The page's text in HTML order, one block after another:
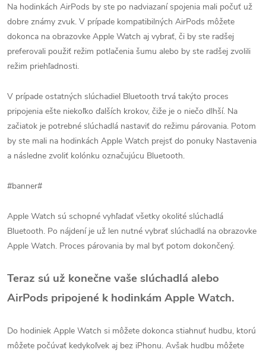
Na hodinkách AirPods by ste po nadviazaní spojenia mali počuť už
dobre známy zvuk. V prípade kompatibilných AirPods môžete
dokonca na obrazovke Apple Watch aj vybrať, či by ste radšej
preferovali použiť režim potlačenia šumu alebo by ste radšej zvolili
režim priehľadnosti.
V prípade ostatných slúchadiel Bluetooth trvá takýto proces
pripojenia ešte niekoľko ďalších krokov, čiže je o niečo dlhší. Na
začiatok je potrebné slúchadlá nastaviť do režimu párovania. Potom
by ste mali na hodinkách Apple Watch prejsť do ponuky Nastavenia
a následne zvoliť kolónku označujúcu Bluetooth.
#banner#
Apple Watch sú schopné vyhľadať všetky okolité slúchadlá
Bluetooth. Po nájdení je už len nutné vybrať slúchadlá na obrazovke
Apple Watch. Proces párovania by mal byť potom dokončený.
Teraz sú už konečne vaše slúchadlá alebo
AirPods pripojené k hodinkám Apple Watch.
Do hodiniek Apple Watch si môžete dokonca stiahnuť hudbu, ktorú
môžete počúvať kedykoľvek aj bez iPhonu. Avšak hudbu môžete